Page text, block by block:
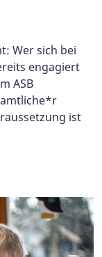
Wer sich bei
engagiert
ASB
ist